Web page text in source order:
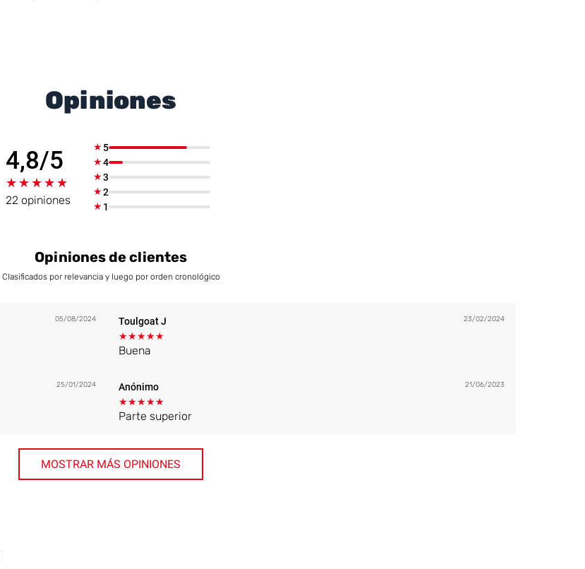
Opiniones
4,8/5
★★★★★
★★★★★
22 opiniones
★5
★4
★3
★2
★1
Opiniones de clientes
Clasificados por relevancia y luego por orden cronológico
05/08/2024 Toulgoat J 23/02/2024
★★★★★
Buena
25/01/2024 Anónimo 21/06/2023
★★★★★
Parte superior
MOSTRAR MÁS OPINIONES